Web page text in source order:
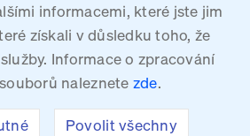
informacemi, které jste jim
získali v důsledku toho, že
Informace o zpracování
naleznete zde.
Povolit všechny